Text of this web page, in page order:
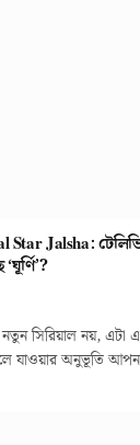
Star Jalsha:
সিরিয়াল নয়, এটা
যাওয়ার অনুভূতি